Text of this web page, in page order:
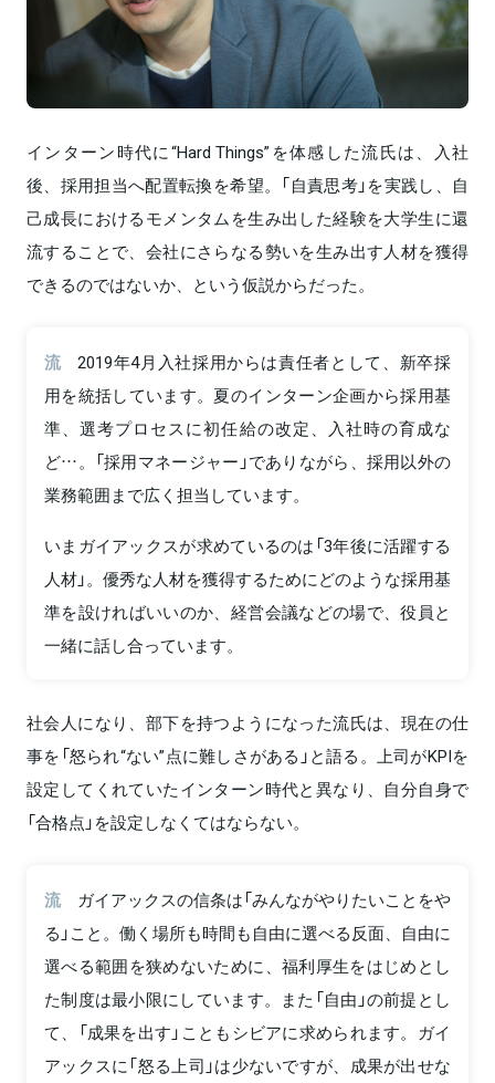
インターン時代に“Hard Things”を体感した流氏は、入社
後、採用担当へ配置転換を希望。「自責思考」を実践し、自
己成長におけるモメンタムを生み出した経験を大学生に還
流することで、会社にさらなる勢いを生み出す人材を獲得
できるのではないか、という仮説からだった。
流
2019年4月入社採用からは責任者として、新卒採
用を統括しています。夏のインターン企画から採用基
準、選考プロセスに初任給の改定、入社時の育成な
ど…。「採用マネージャー」でありながら、採用以外の
業務範囲まで広く担当しています。
いまガイアックスが求めているのは「3年後に活躍する
人材」。優秀な人材を獲得するためにどのような採用基
準を設ければいいのか、経営会議などの場で、役員と
一緒に話し合っています。
社会人になり、部下を持つようになった流氏は、現在の仕
事を「怒られ“ない”点に難しさがある」と語る。上司がKPIを
設定してくれていたインターン時代と異なり、自分自身で
「合格点」を設定しなくてはならない。
流
ガイアックスの信条は「みんながやりたいことをや
る」こと。働く場所も時間も自由に選べる反面、自由に
選べる範囲を狭めないために、福利厚生をはじめとし
た制度は最小限にしています。また「自由」の前提とし
て、「成果を出す」こともシビアに求められます。ガイ
アックスに「怒る上司」は少ないですが、成果が出せな